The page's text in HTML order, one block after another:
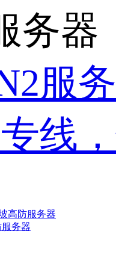
务器
服
线
高防服务器
务器